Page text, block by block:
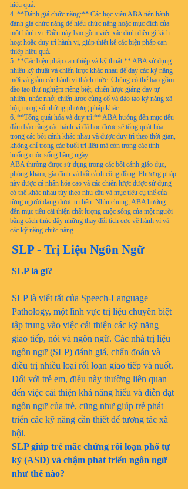
hiệu quả.
4. **Đánh giá chức năng:** Các học viên ABA tiến hành
đánh giá chức năng để hiểu chức năng hoặc mục đích của
một hành vi. Điều này bao gồm việc xác định điều gì kích
hoạt hoặc duy trì hành vi, giúp thiết kế các biện pháp can
thiệp hiệu quả.
5. **Các biện pháp can thiệp và kỹ thuật:** ABA sử dụng
nhiều kỹ thuật và chiến lược khác nhau để dạy các kỹ năng
mới và giảm các hành vi thách thức. Chúng có thể bao gồm
đào tạo thử nghiệm riêng biệt, chiến lược giảng dạy tự
nhiên, nhắc nhở, chiến lược củng cố và đào tạo kỹ năng xã
hội, trong số những phương pháp khác.
6. **Tổng quát hóa và duy trì:** ABA hướng đến mục tiêu
đảm bảo rằng các hành vi đã học được sẽ tổng quát hóa
trong các bối cảnh khác nhau và được duy trì theo thời gian,
không chỉ trong các buổi trị liệu mà còn trong các tình
huống cuộc sống hàng ngày.
ABA thường được sử dụng trong các bối cảnh giáo dục,
phòng khám, gia đình và bối cảnh cộng đồng. Phương pháp
này được cá nhân hóa cao và các chiến lược được sử dụng
có thể khác nhau tùy theo nhu cầu và mục tiêu cụ thể của
từng người đang được trị liệu. Nhìn chung, ABA hướng
đến mục tiêu cải thiện chất lượng cuộc sống của một người
bằng cách thúc đẩy những thay đổi tích cực về hành vi và
các kỹ năng chức năng.
SLP - Trị Liệu Ngôn Ngữ
SLP là gì?
SLP là viết tắt của Speech-Language
Pathology, một lĩnh vực trị liệu chuyên biệt
tập trung vào việc cải thiện các kỹ năng
giao tiếp, nói và ngôn ngữ. Các nhà trị liệu
ngôn ngữ (SLP) đánh giá, chẩn đoán và
điều trị nhiều loại rối loạn giao tiếp và nuốt.
Đối với trẻ em, điều này thường liên quan
đến việc cải thiện khả năng hiểu và diễn đạt
ngôn ngữ của trẻ, cũng như giúp trẻ phát
triển các kỹ năng cần thiết để tương tác xã
hội.
SLP giúp trẻ mắc chứng rối loạn phổ tự
kỷ (ASD) và chậm phát triển ngôn ngữ
như thế nào?